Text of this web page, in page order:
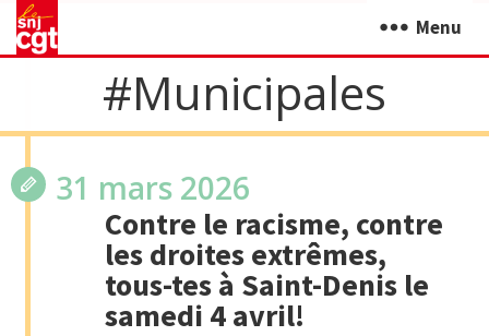
Menu
#Municipales
31 mars 2026
Contre le racisme, contre
les droites extrêmes,
tous-tes à Saint-Denis le
samedi 4 avril!